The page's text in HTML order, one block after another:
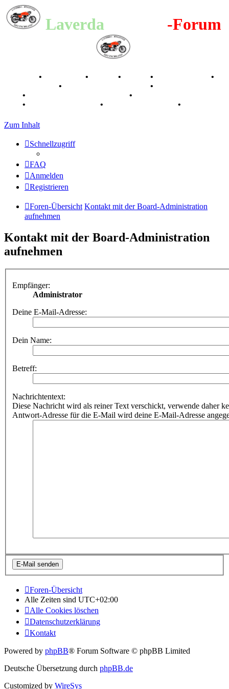
Laverda -Forum
• • • •
•
• •
• •
• • •
Zum Inhalt
Schnellzugriff
FAQ
Anmelden
Registrieren
Foren-Übersicht Kontakt mit der Board-Administration
aufnehmen
Kontakt mit der Board-Administration
aufnehmen
Empfänger:
Administrator
Deine E-Mail-Adresse:
Dein Name:
Betreff:
Nachrichtentext:
Diese Nachricht wird als reiner Text verschickt, verwende daher
Antwort-Adresse für die E-Mail wird deine E-Mail-Adresse
Foren-Übersicht
Alle Zeiten sind UTC+02:00
Alle Cookies löschen
Datenschutzerklärung
Kontakt
Powered by phpBB® Forum Software © phpBB Limited
Deutsche Übersetzung durch phpBB.de
Customized by WireSys